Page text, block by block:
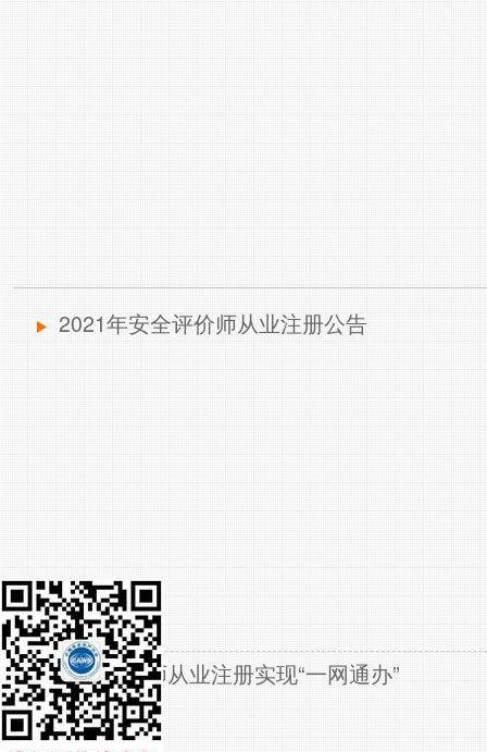
2021年安全评价师从业注册公告
安全评价师从业注册实现“一网通办”